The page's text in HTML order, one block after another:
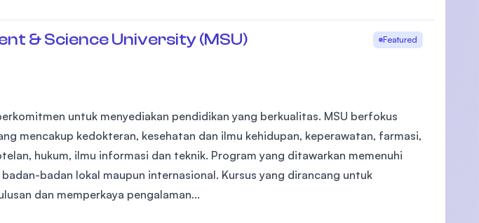
& Science University (MSU) Featured
untuk menyediakan pendidikan yang berkualitas. MSU berfokus
mencakup kedokteran, kesehatan dan ilmu kehidupan, keperawatan, farmasi,
hukum, ilmu informasi dan teknik. Program yang ditawarkan memenuhi
badan lokal maupun internasional. Kursus yang dirancang untuk
dan memperkaya pengalaman...